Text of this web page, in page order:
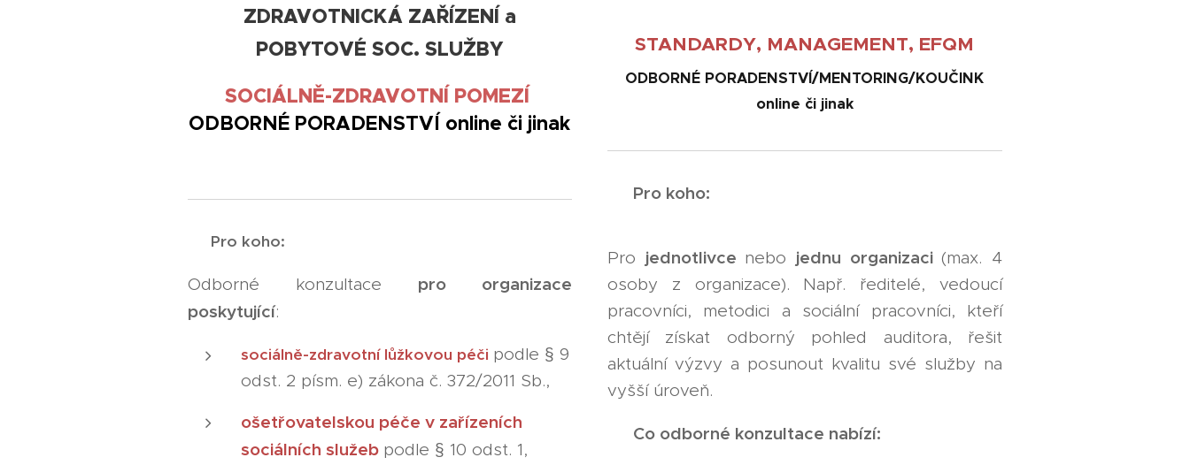
ZDRAVOTNICKÁ ZAŘÍZENÍ a
POBYTOVÉ SOC. SLUŽBY
SOCIÁLNĚ-ZDRAVOTNÍ POMEZÍ
ODBORNÉ PORADENSTVÍ online či jinak
Pro koho:
Odborné konzultace pro organizace
poskytující:
sociálně-zdravotní lůžkovou péči podle § 9
odst. 2 písm. e) zákona č. 372/2011 Sb.,
ošetřovatelskou péče v zařízeních
sociálních služeb podle § 10 odst. 1,
STANDARDY, MANAGEMENT, EFQM
ODBORNÉ PORADENSTVÍ/MENTORING/KOUČINK
online či jinak
Pro koho:
Pro jednotlivce nebo jednu organizaci (max. 4
osoby z organizace). Např. ředitelé, vedoucí
pracovníci, metodici a sociální pracovníci, kteří
chtějí získat odborný pohled auditora, řešit
aktuální výzvy a posunout kvalitu své služby na
vyšší úroveň.
Co odborné konzultace nabízí: